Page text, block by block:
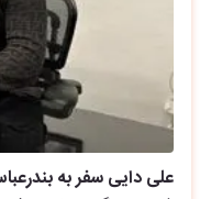
علی دایی سفر به